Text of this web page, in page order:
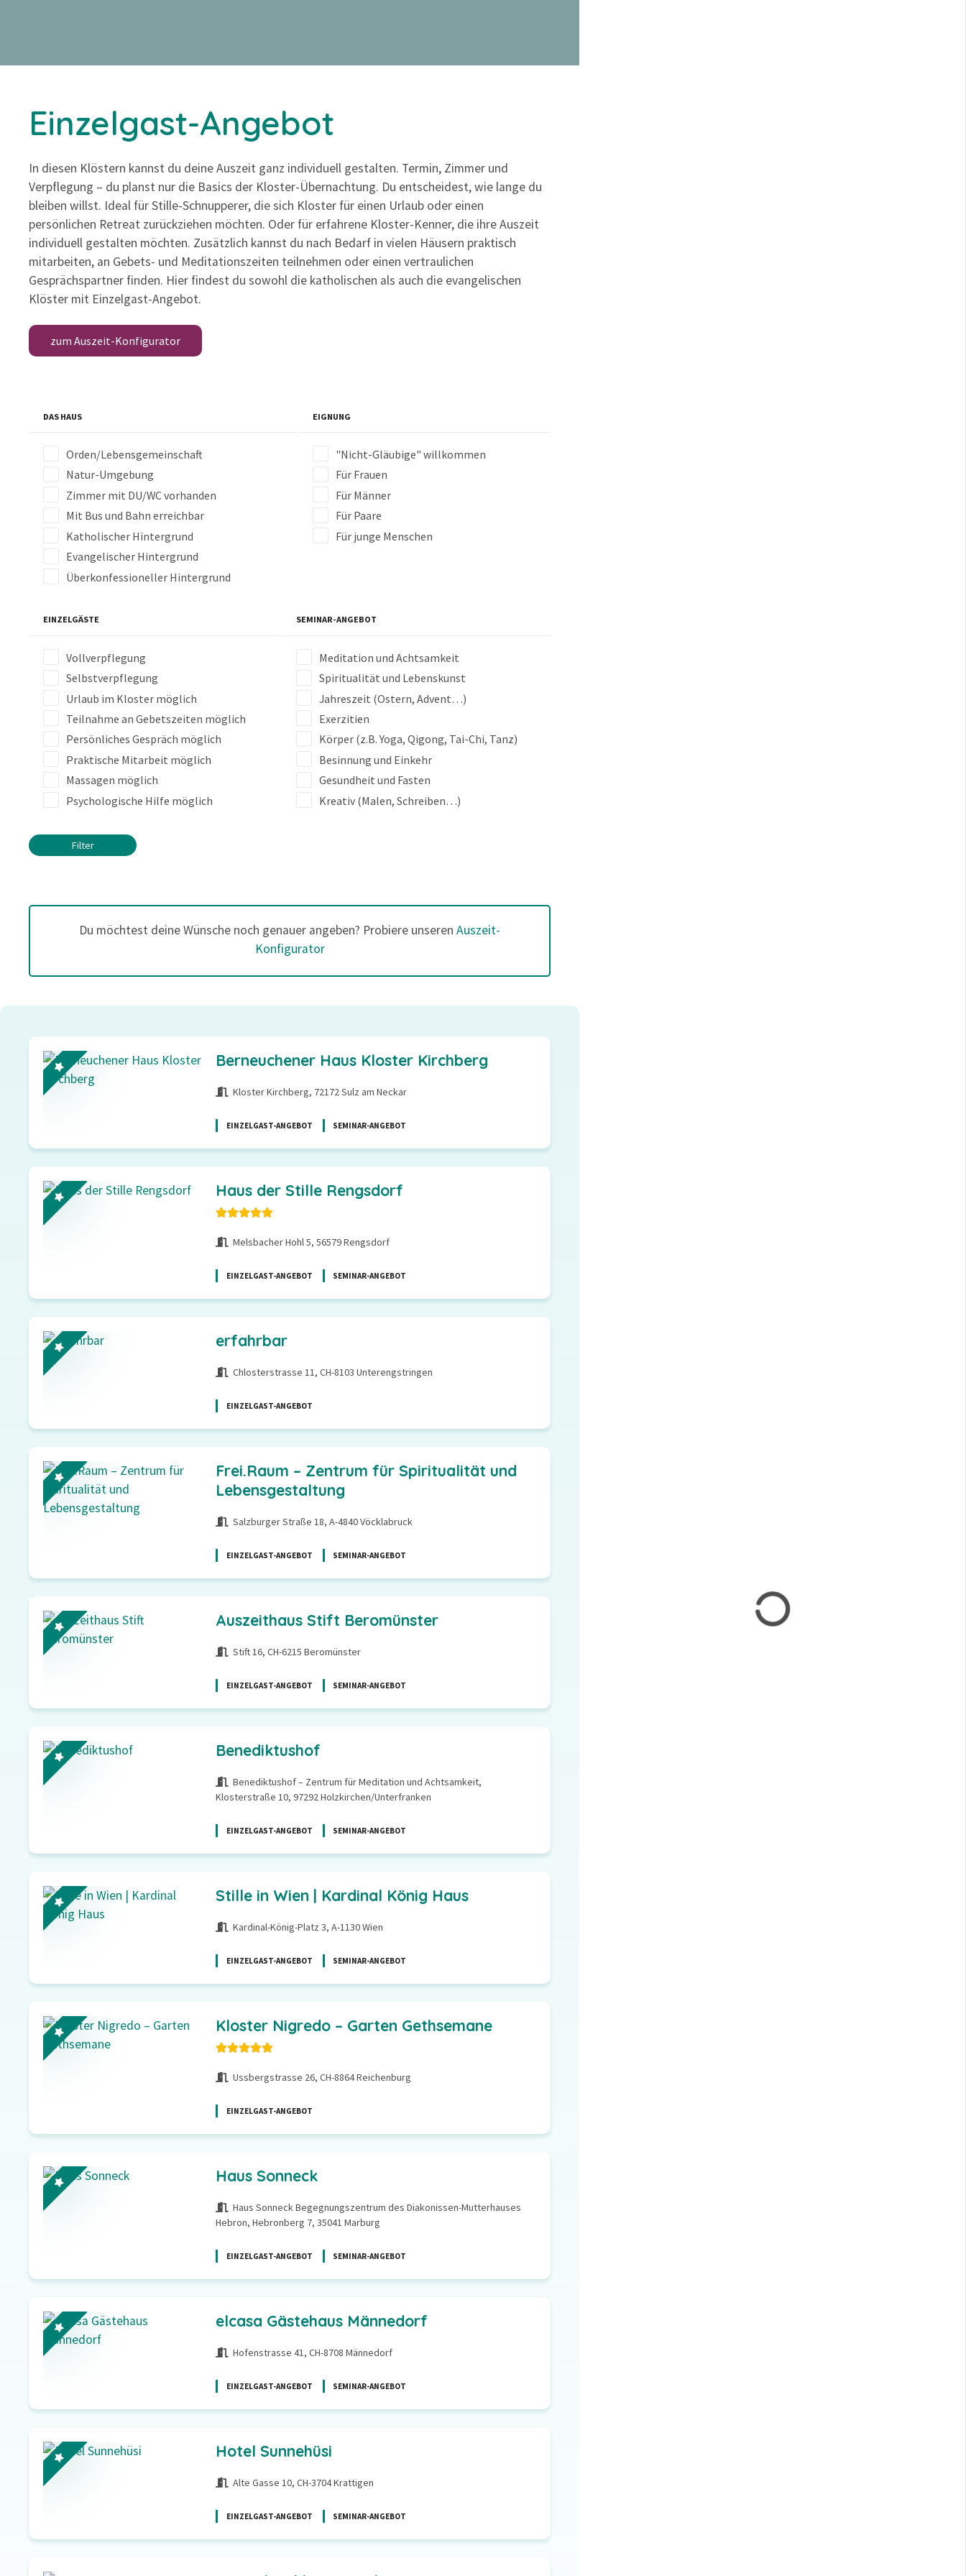
I
Einzelgast-Angebot
In diesen Klöstern kannst du deine Auszeit ganz individuell gestalten. Termin, Zimmer und
Verpflegung – du planst nur die Basics der Kloster-Übernachtung. Du entscheidest, wie lange du
bleiben willst. Ideal für Stille-Schnupperer, die sich Kloster für einen Urlaub oder einen
persönlichen Retreat zurückziehen möchten. Oder für erfahrene Kloster-Kenner, die ihre Auszeit
individuell gestalten möchten. Zusätzlich kannst du nach Bedarf in vielen Häusern praktisch
mitarbeiten, an Gebets- und Meditationszeiten teilnehmen oder einen vertraulichen
Gesprächspartner finden. Hier findest du sowohl die katholischen als auch die evangelischen
Klöster mit Einzelgast-Angebot.
zum Auszeit-Konfigurator
DAS HAUS
Orden/Lebensgemeinschaft
Natur-Umgebung
Zimmer mit DU/WC vorhanden
Mit Bus und Bahn erreichbar
Katholischer Hintergrund
Evangelischer Hintergrund
Überkonfessioneller Hintergrund
EIGNUNG
"Nicht-Gläubige" willkommen
Für Frauen
Für Männer
Für Paare
Für junge Menschen
EINZELGÄSTE
Vollverpflegung
Selbstverpflegung
Urlaub im Kloster möglich
Teilnahme an Gebetszeiten möglich
Persönliches Gespräch möglich
Praktische Mitarbeit möglich
Massagen möglich
Psychologische Hilfe möglich
SEMINAR-ANGEBOT
Meditation und Achtsamkeit
Spiritualität und Lebenskunst
Jahreszeit (Ostern, Advent…)
Exerzitien
Körper (z.B. Yoga, Qigong, Tai-Chi, Tanz)
Besinnung und Einkehr
Gesundheit und Fasten
Kreativ (Malen, Schreiben…)
Filter
Du möchtest deine Wünsche noch genauer angeben? Probiere unserenAuszeit-
Konfigurator
Berneuchener Haus Kloster Kirchberg
Kloster Kirchberg, 72172 Sulz am Neckar
EINZELGAST-ANGEBOT SEMINAR-ANGEBOT
Haus der Stille Rengsdorf
Melsbacher Hohl 5, 56579 Rengsdorf
EINZELGAST-ANGEBOT SEMINAR-ANGEBOT
erfahrbar
Chlosterstrasse 11, CH-8103 Unterengstringen
EINZELGAST-ANGEBOT
Frei.Raum – Zentrum für Spiritualität und
Lebensgestaltung
Salzburger Straße 18, A-4840 Vöcklabruck
EINZELGAST-ANGEBOT SEMINAR-ANGEBOT
Auszeithaus Stift Beromünster
Stift 16, CH-6215 Beromünster
EINZELGAST-ANGEBOT SEMINAR-ANGEBOT
Benediktushof
Benediktushof – Zentrum für Meditation und Achtsamkeit,
Klosterstraße 10, 97292 Holzkirchen/Unterfranken
EINZELGAST-ANGEBOT SEMINAR-ANGEBOT
Stille in Wien | Kardinal König Haus
Kardinal-König-Platz 3, A-1130 Wien
EINZELGAST-ANGEBOT SEMINAR-ANGEBOT
Kloster Nigredo – Garten Gethsemane
Ussbergstrasse 26, CH-8864 Reichenburg
EINZELGAST-ANGEBOT
Haus Sonneck
Haus Sonneck Begegnungszentrum des Diakonissen-Mutterhauses
Hebron, Hebronberg 7, 35041 Marburg
EINZELGAST-ANGEBOT SEMINAR-ANGEBOT
elcasa Gästehaus Männedorf
Hofenstrasse 41, CH-8708 Männedorf
EINZELGAST-ANGEBOT SEMINAR-ANGEBOT
Hotel Sunnehüsi
Alte Gasse 10, CH-3704 Krattigen
EINZELGAST-ANGEBOT SEMINAR-ANGEBOT